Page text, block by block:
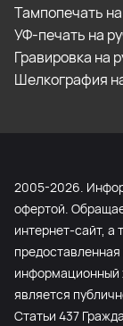
Тампопечать
УФ-печать на
Гравировка на
Шелкография
2005-2026.
офертой.
интернет-сайт, а
информационный
является
Статьи 437